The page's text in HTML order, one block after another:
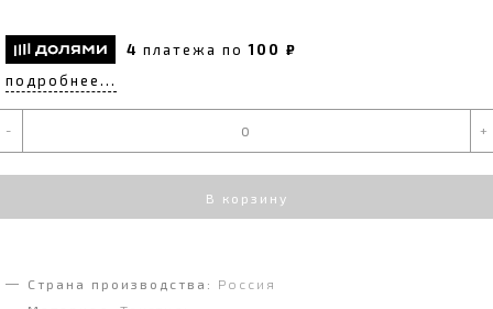
4 платежа по100 ₽
подробнее...
- +
В корзину
Страна производства:
Россия